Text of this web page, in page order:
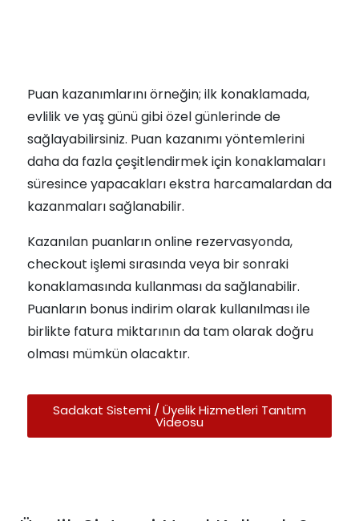
Puan kazanımlarını örneğin; ilk konaklamada,
evlilik ve yaş günü gibi özel günlerinde de
sağlayabilirsiniz. Puan kazanımı yöntemlerini
daha da fazla çeşitlendirmek için konaklamaları
süresince yapacakları ekstra harcamalardan da
kazanmaları sağlanabilir.
Kazanılan puanların online rezervasyonda,
checkout işlemi sırasında veya bir sonraki
konaklamasında kullanması da sağlanabilir.
Puanların bonus indirim olarak kullanılması ile
birlikte fatura miktarının da tam olarak doğru
olması mümkün olacaktır.
Sadakat Sistemi / Üyelik Hizmetleri Tanıtım
Videosu